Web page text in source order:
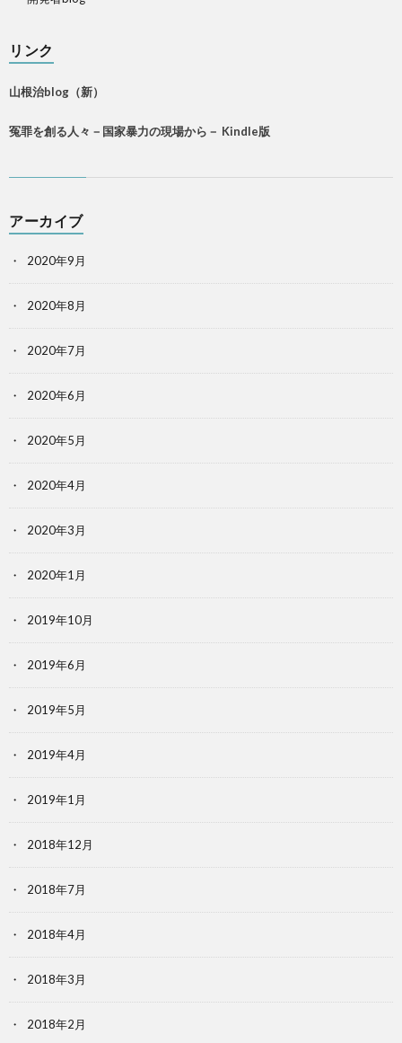
リンク
山根治blog（新）
冤罪を創る人々－国家暴力の現場から－ Kindle版
アーカイブ
2020年9月
2020年8月
2020年7月
2020年6月
2020年5月
2020年4月
2020年3月
2020年1月
2019年10月
2019年6月
2019年5月
2019年4月
2019年1月
2018年12月
2018年7月
2018年4月
2018年3月
2018年2月